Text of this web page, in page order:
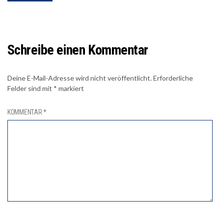
Schreibe einen Kommentar
Deine E-Mail-Adresse wird nicht veröffentlicht.Erforderliche
Felder sind mit * markiert
KOMMENTAR*